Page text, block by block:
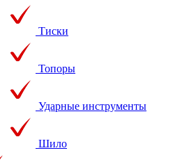
Тиски
Топоры
Ударные инструменты
Шило